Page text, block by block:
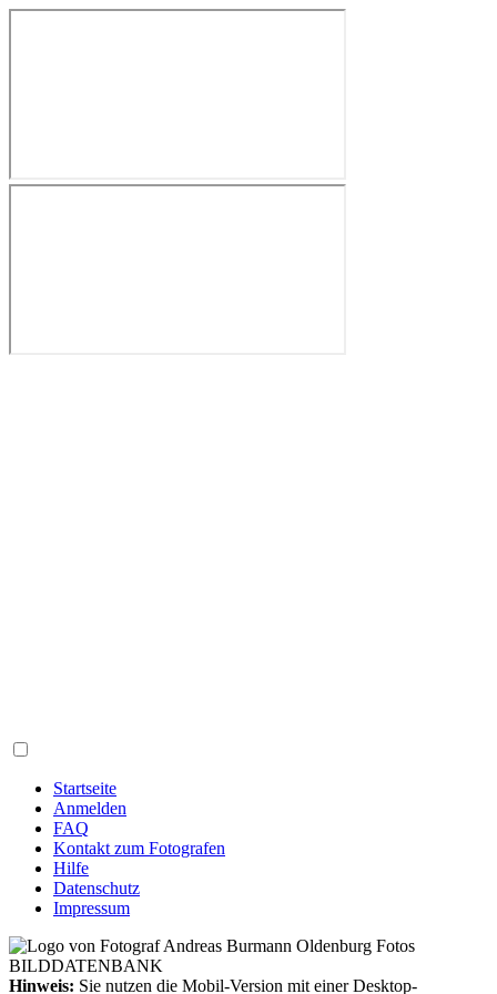
Startseite
Anmelden
FAQ
Kontakt zum Fotografen
Hilfe
Datenschutz
Impressum
Hinweis: Sie nutzen die Mobil-Version mit einer Desktop-